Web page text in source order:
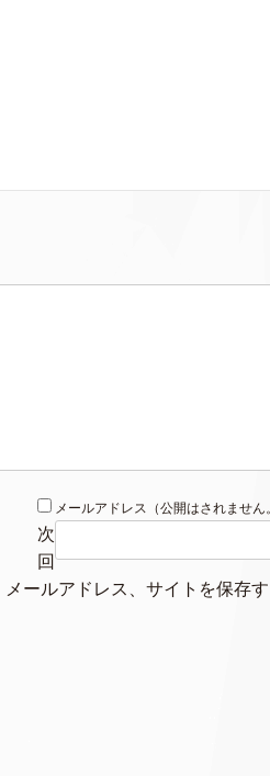
メールアドレス（公開はされません
次
回
ールアドレス、サイトを保存す